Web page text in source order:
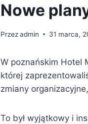
Nowe
Przezadmin 31 marca,
W poznańskim Hotel
której
zmiany
To był wyjątkowy i